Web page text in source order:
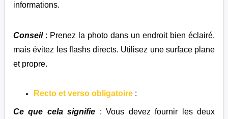
informations.
Conseil : Prenez la photo dans un endroit bien éclairé,
mais évitez les flashs directs. Utilisez une surface plane
et propre.
Recto et verso obligatoire :
Ce que cela signifie : Vous devez fournir les deux